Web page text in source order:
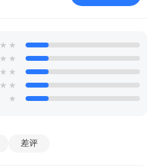
★ ★
★ ★
★ ★
★ ★
★
差评